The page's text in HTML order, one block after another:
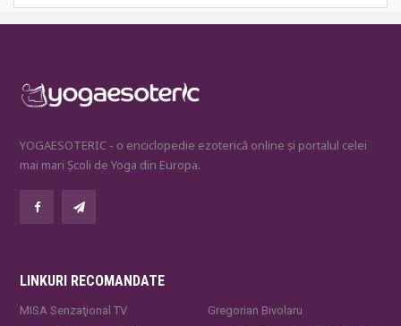
YOGAESOTERIC - o enciclopedie ezoterică online și portalul celei
mai mari Școli de Yoga din Europa.
LINKURI RECOMANDATE
MISA Senzaţional TV
Gregorian Bivolaru